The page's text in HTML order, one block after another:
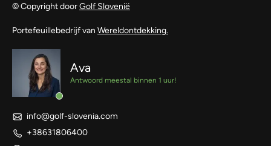
© Copyright doorGolf Slovenië
Portefeuillebedrijf van Wereldontdekking.
Ava
Antwoord meestal binnen 1 uur!
info@golf-slovenia.com
+38631806400